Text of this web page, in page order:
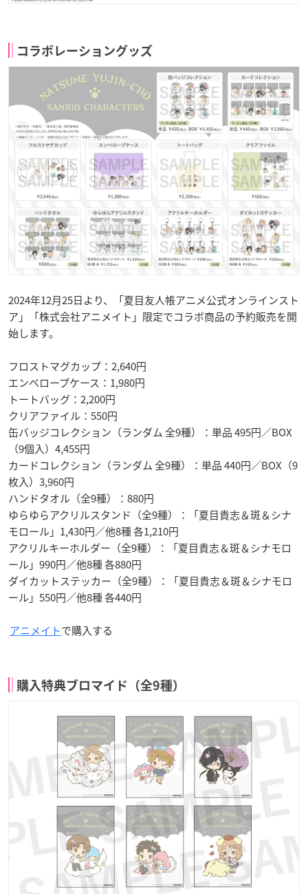
コラボレーショングッズ
2024年12月25日より、「夏目友人帳アニメ公式オンラインスト
ア」「株式会社アニメイト」限定でコラボ商品の予約販売を開
始します。
フロストマグカップ：2,640円
エンベロープケース：1,980円
トートバッグ：2,200円
クリアファイル：550円
缶バッジコレクション（ランダム 全9種）：単品 495円／BOX
（9個入）4,455円
カードコレクション（ランダム 全9種）：単品 440円／BOX（9
枚入）3,960円
ハンドタオル（全9種）：880円
ゆらゆらアクリルスタンド（全9種）：「夏目貴志＆斑＆シナ
モロール」1,430円／他8種 各1,210円
アクリルキーホルダー（全9種）：「夏目貴志＆斑＆シナモロ
ール」990円／他8種 各880円
ダイカットステッカー（全9種）：「夏目貴志＆斑＆シナモロ
ール」550円／他8種 各440円
アニメイトで購入する
購入特典ブロマイド（全9種）